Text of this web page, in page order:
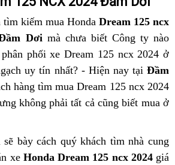
kiếm mua Honda Dream 125 ncx
Dơimà chưa biết Công ty nào
phối xe Dream 125 ncx 2024 ở
uy tín nhất? - Hiện nay tại Đầm
hàng tìm mua Dream 125 ncx 2024
không phải tất cả cũng biết mua ở
bày cách quý khách tìm nhà cung
xe Honda Dream 125 ncx 2024giá